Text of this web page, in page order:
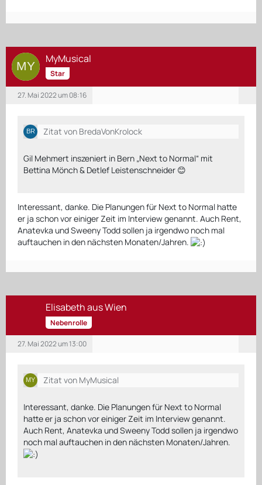
MyMusical
Star
27. Mai 2022 um 08:16
Zitat von BredaVonKrolock
Gil Mehmert inszeniert in Bern „Next to Normal“ mit
Bettina Mönch & Detlef Leistenschneider 😊
Interessant, danke. Die Planungen für Next to Normal hatte
er ja schon vor einiger Zeit im Interview genannt. Auch Rent,
Anatevka und Sweeny Todd sollen ja irgendwo noch mal
auftauchen in den nächsten Monaten/Jahren.
Elisabeth aus Wien
Nebenrolle
27. Mai 2022 um 13:00
Zitat von MyMusical
Interessant, danke. Die Planungen für Next to Normal
hatte er ja schon vor einiger Zeit im Interview genannt.
Auch Rent, Anatevka und Sweeny Todd sollen ja irgendwo
noch mal auftauchen in den nächsten Monaten/Jahren.